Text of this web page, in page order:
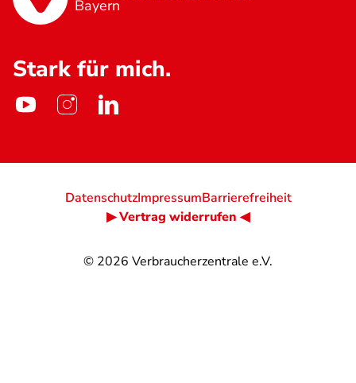
Bayern
Stark für mich.
© 2026 Verbraucherzentrale e.V.
DatenschutzImpressumBarrierefreiheit
▶ Vertrag widerrufen ◀